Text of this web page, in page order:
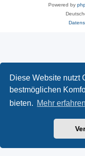
Diese Website nutzt
bestmöglichen
bieten. Mehr erfahren
Powered by